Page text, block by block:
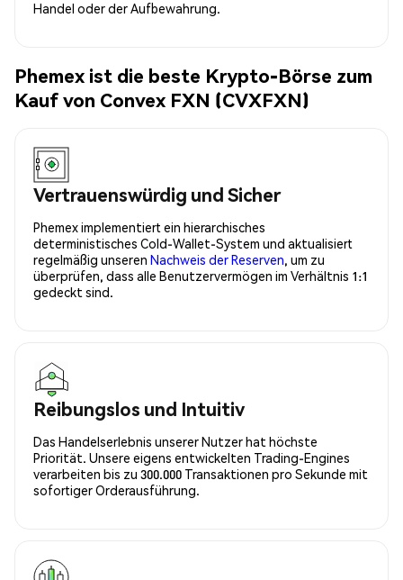
Handel oder der Aufbewahrung.
Phemex ist die beste Krypto-Börse zum
Kauf von Convex FXN (CVXFXN)
Vertrauenswürdig und Sicher
Phemex implementiert ein hierarchisches
deterministisches Cold-Wallet-System und aktualisiert
regelmäßig unseren Nachweis der Reserven, um zu
überprüfen, dass alle Benutzervermögen im Verhältnis 1:1
gedeckt sind.
Reibungslos und Intuitiv
Das Handelserlebnis unserer Nutzer hat höchste
Priorität. Unsere eigens entwickelten Trading-Engines
verarbeiten bis zu 300.000 Transaktionen pro Sekunde mit
sofortiger Orderausführung.